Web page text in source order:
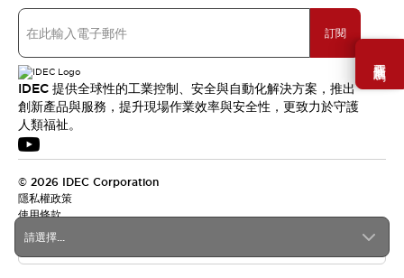
需要幫助嗎？
請選擇...
訂閱
IDEC 提供全球性的工業控制、安全與自動化解決方案，推出
創新產品與服務，提升現場作業效率與安全性，更致力於守護
人類福祉。
© 2026 IDEC Corporation
隱私權政策
使用條款
台灣